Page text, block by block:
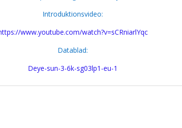
Introduktionsvideo:
www.youtube.com/watch?v=sCRniarlYqc
Datablad:
Deye-sun-3-6k-sg03lp1-eu-1